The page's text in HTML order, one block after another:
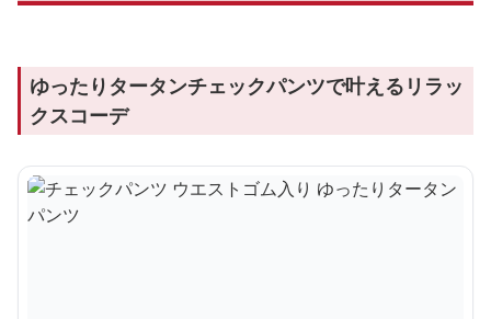
ゆったりタータンチェックパンツで叶えるリラッ
クスコーデ